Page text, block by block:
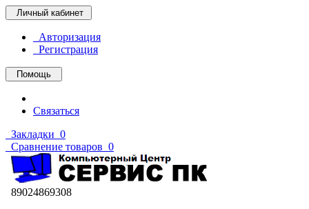
Личный кабинет
Авторизация
Регистрация
Помощь
Связаться
Закладки 0
Сравнение товаров 0
89024869308